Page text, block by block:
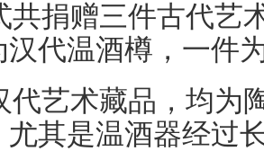
共捐赠三件古代艺
汉代温酒樽，一件
代艺术藏品，均为
尤其是温酒器经过